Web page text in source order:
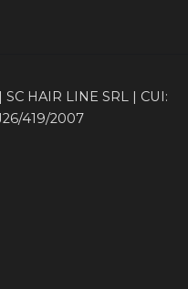
HAIR LINE SRL | CUI:
419/2007